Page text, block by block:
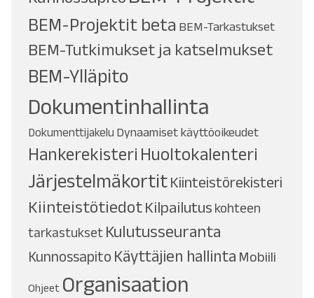
BEM-Projektit beta BEM-Tarkastukset
BEM-Tutkimukset ja katselmukset
BEM-Ylläpito
Dokumentinhallinta
Dokumenttijakelu Dynaamiset käyttöoikeudet
Hankerekisteri Huoltokalenteri
Järjestelmäkortit Kiinteistörekisteri
Kiinteistötiedot Kilpailutus kohteen
tarkastukset Kulutusseuranta
Kunnossapito Käyttäjien hallinta Mobiili
Ohjeet Organisaation